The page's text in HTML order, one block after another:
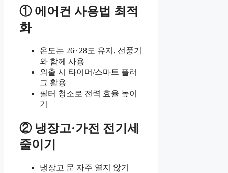
① 에어컨 사용법 최적
화
온도는 26~28도 유지, 선풍기
와 함께 사용
외출 시 타이머/스마트 플러
그 활용
필터 청소로 전력 효율 높이
기
② 냉장고·가전 전기세
줄이기
냉장고 문 자주 열지 않기